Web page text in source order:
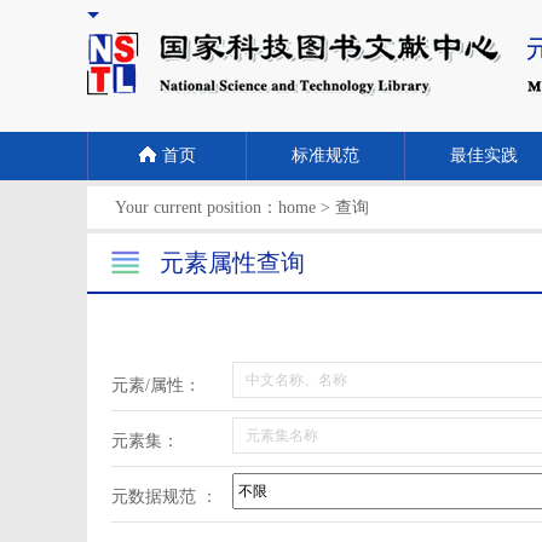
首页 标准规范 最佳实践
Your current position： home > 查询
元素属性查询
元素/属性：
元素集：
元数据规范 ：